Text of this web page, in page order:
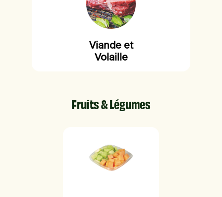
Viande et
Volaille
Fruits & Légumes